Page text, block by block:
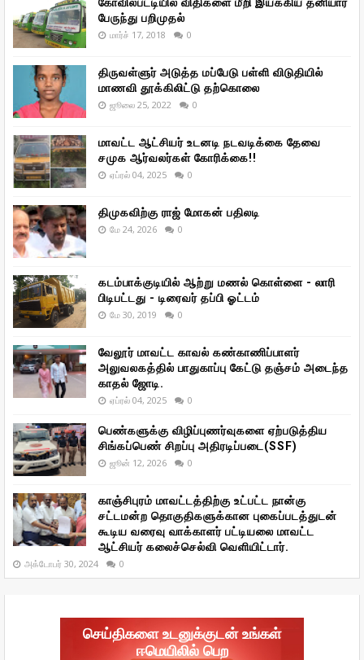
பேருந்து பறிமுதல்
மார்ச் 17, 2018 0
திருவள்ளுர் அடுத்த மப்பேடு பள்ளி விடுதியில்
மாணவி தூக்கிலிட்டு தற்கொலை
ஜூலை 25, 2022 0
மாவட்ட ஆட்சியர் உடனடி நடவடிக்கை தேவை
சமுக ஆர்வலர்கள் கோரிக்கை!!
ஏப்ரல் 04, 2025 0
திமுகவிற்கு ராஜ் மோகன் பதிலடி
மே 24, 2026 0
கடம்பாக்குடியில் ஆற்று மணல் கொள்ளை - லாரி
பிடிபட்டது - டிரைவர் தப்பி ஓட்டம்
மே 30, 2019 0
வேலூர் மாவட்ட காவல் கண்காணிப்பாளர்
அலுவலகத்தில் பாதுகாப்பு கேட்டு தஞ்சம் அடைந்த
காதல் ஜோடி.
ஏப்ரல் 04, 2025 0
பெண்களுக்கு விழிப்புணர்வுகளை ஏற்படுத்திய
சிங்கப்பெண் சிறப்பு அதிரடிப்படை(SSF)
ஜூன் 12, 2026 0
காஞ்சிபுரம் மாவட்டத்திற்கு உட்பட்ட நான்கு
சட்டமன்ற தொகுதிகளுக்கான புகைப்படத்துடன்
கூடிய வரைவு வாக்காளர் பட்டியலை மாவட்ட
ஆட்சியர் கலைச்செல்வி வெளியிட்டார்.
அக்டோபர் 30, 2024 0
செய்திகளை உடனுக்குடன் உங்கள்
ஈமெயிலில் பெற